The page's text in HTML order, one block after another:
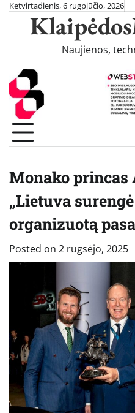
Skip
content
Ketvirtadienis, 6 rugpjūčio, 2026
Naujienos,
Monako princas
„Lietuva
organizuotą
Posted on 2 rugsėjo, 2025